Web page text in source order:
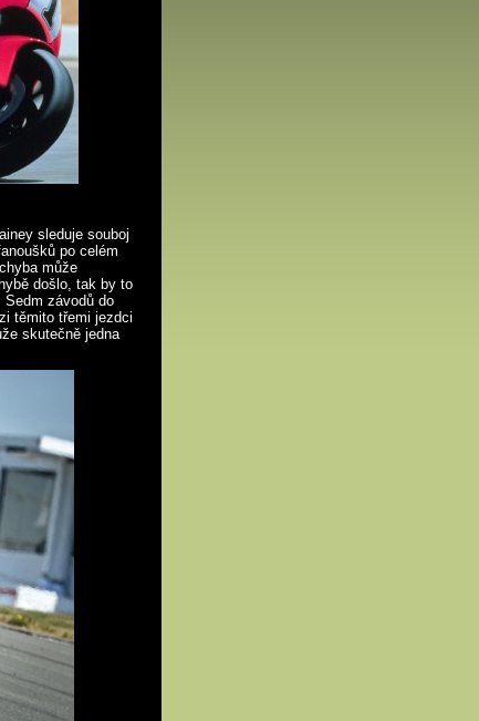
sleduje souboj
po celém
může
došlo, tak by to
Sedm závodů do
těmito třemi jezdci
skutečně jedna